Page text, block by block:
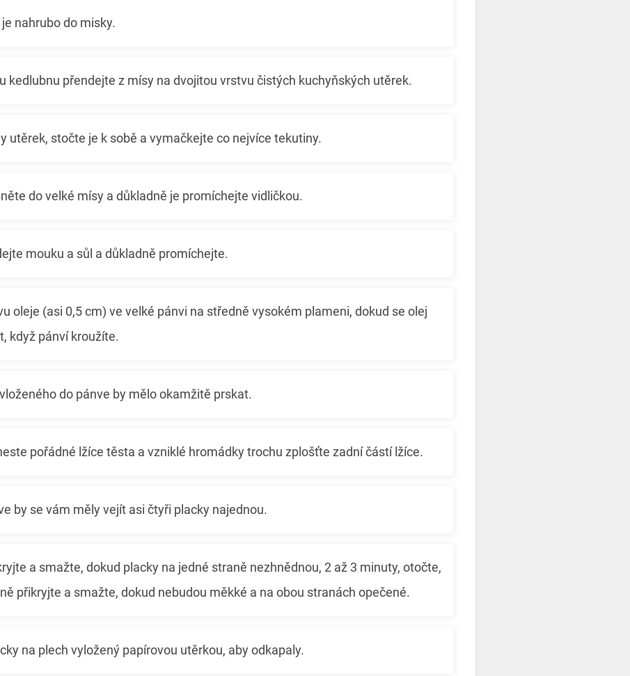
nahrubo do misky.
kedlubnu přendejte z mísy na dvojitou vrstvu čistých kuchyňských utěrek.
utěrek, stočte je k sobě a vymačkejte co nejvíce tekutiny.
do velké mísy a důkladně je promíchejte vidličkou.
mouku a sůl a důkladně promíchejte.
oleje (asi 0,5 cm) ve velké pánvi na středně vysokém plameni, dokud se olej
když pánví kroužíte.
do pánve by mělo okamžitě prskat.
pořádné lžíce těsta a vzniklé hromádky trochu zplošťte zadní částí lžíce.
by se vám měly vejít asi čtyři placky najednou.
a smažte, dokud placky na jedné straně nezhnědnou, 2 až 3 minuty, otočte,
přikryjte a smažte, dokud nebudou měkké a na obou stranách opečené.
na plech vyložený papírovou utěrkou, aby odkapaly.